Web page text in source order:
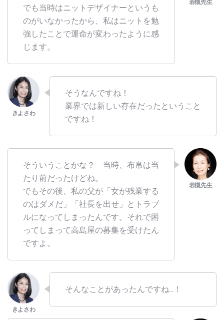
でも当時はニットデザイナーというも
のがいなかったから、私はニットを勉
強したことで運命が変わったように感
じます。
そうなんですね！
業界では新しい存在だったということ
ですね！
そういうことかな？ 当時、布帛は当
たり前だったけどね。
でもその後、私の父が「女が残業する
のはダメだ」「社長を出せ」とトラブ
ルになってしまったんです。それで困
ってしまって高島屋の募集を受けたん
ですよ。
そんなことがあったんですね…！